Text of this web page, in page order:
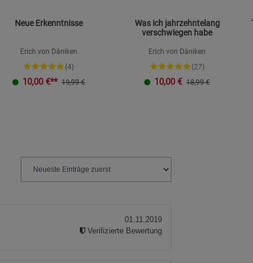
Neue Erkenntnisse
Erich von Däniken
(4)
10,00 €** 19,99 €
Was ich jahrzehntelang
verschwiegen habe
Erich von Däniken
(27)
10,00 € 18,99 €
01.11.2019
Verifizierte Bewertung